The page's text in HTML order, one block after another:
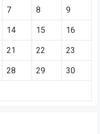
7 8 9
14 15 16
21 22 23
28 29 30